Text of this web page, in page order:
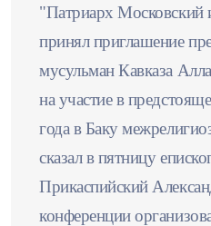
"Патриарх Московский
принял приглашение
мусульман Кавказа
на участие в
года в Баку
сказал в пятницу
Прикаспийский
конференции